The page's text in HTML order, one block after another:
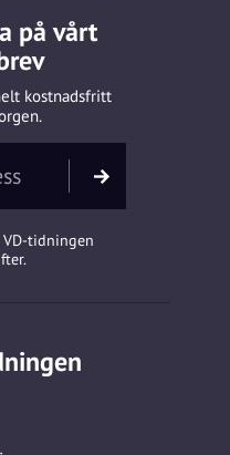
på vårt
kostnadsfritt
tidningen